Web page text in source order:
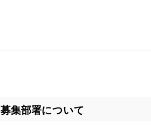
募集部署について